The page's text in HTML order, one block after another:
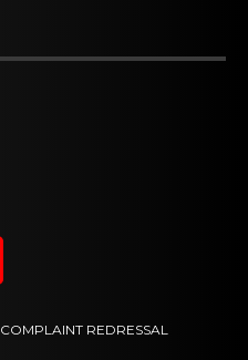
COMPLAINT REDRESSAL